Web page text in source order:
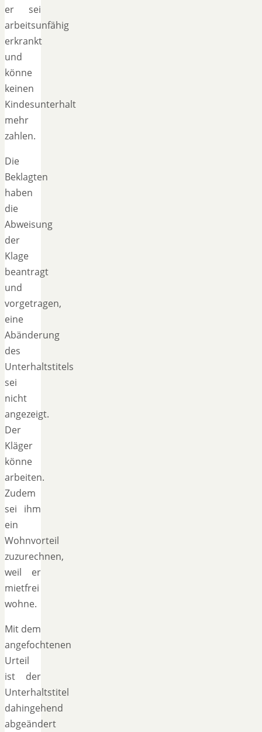
er sei
arbeitsunfähig
erkrankt
und
könne
keinen
Kindesunterhalt
mehr
zahlen.
Die
Beklagten
haben
die
Abweisung
der
Klage
beantragt
und
vorgetragen,
eine
Abänderung
des
Unterhaltstitels
sei
nicht
angezeigt.
Der
Kläger
könne
arbeiten.
Zudem
sei ihm
ein
Wohnvorteil
zuzurechnen,
weil er
mietfrei
wohne.
Mit dem
angefochtenen
Urteil
ist der
Unterhaltstitel
dahingehend
abgeändert